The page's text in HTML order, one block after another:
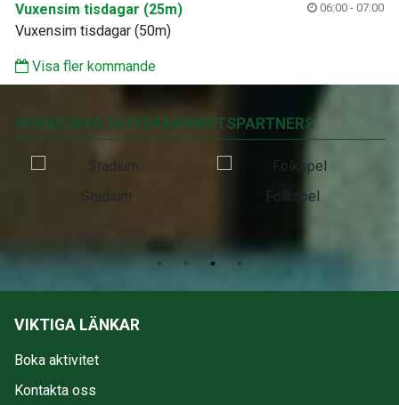
Vuxensim tisdagar (25m)
06:00 - 07:00
Vuxensim tisdagar (50m)
Visa fler kommande
SPONSORER OCH SAMARBETSPARTNERS
Stadium Folkspel
VIKTIGA LÄNKAR
Boka aktivitet
Kontakta oss